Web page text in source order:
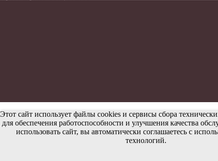
Этот сайт использует файлы cookies и сервисы сбора
для обеспечения работоспособности и улучшения качества
использовать сайт, вы автоматически соглашаетесь с
технологий.